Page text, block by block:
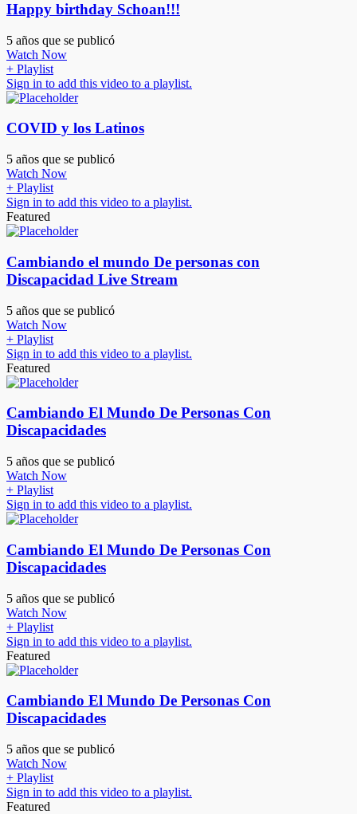
Happy birthday Schoan!!!
5 años que se publicó
Watch Now
+ Playlist
Sign in to add this video to a playlist.
COVID y los Latinos
5 años que se publicó
Watch Now
+ Playlist
Sign in to add this video to a playlist.
Featured
Cambiando el mundo De personas con
Discapacidad Live Stream
5 años que se publicó
Watch Now
+ Playlist
Sign in to add this video to a playlist.
Featured
Cambiando El Mundo De Personas Con
Discapacidades
5 años que se publicó
Watch Now
+ Playlist
Sign in to add this video to a playlist.
Cambiando El Mundo De Personas Con
Discapacidades
5 años que se publicó
Watch Now
+ Playlist
Sign in to add this video to a playlist.
Featured
Cambiando El Mundo De Personas Con
Discapacidades
5 años que se publicó
Watch Now
+ Playlist
Sign in to add this video to a playlist.
Featured